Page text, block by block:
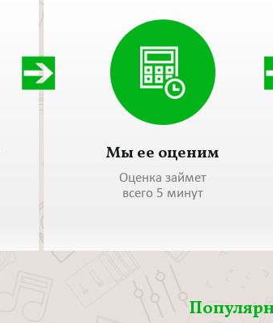
Мы ее оценим
Оценка займет
всего 5 минут